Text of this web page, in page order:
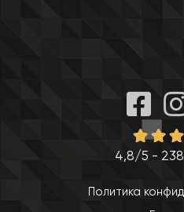
4,8/5 -
Политика